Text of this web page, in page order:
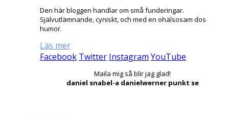
Den här bloggen handlar om små funderingar.
Självutlämnande, cyniskt, och med en ohälsosam dos
humor.
Läs mer
Facebook Twitter Instagram YouTube
Maila mig så blir jag glad!
daniel snabel-a danielwerner punkt se